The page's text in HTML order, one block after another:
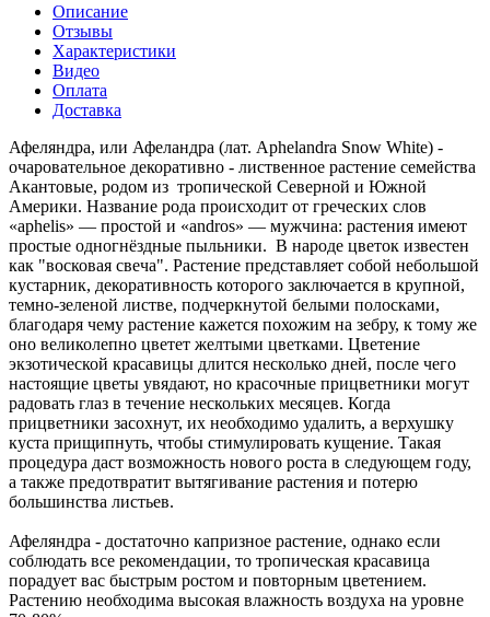
Описание
Отзывы
Характеристики
Видео
Оплата
Доставка
Афеляндра, или Афеландра (лат. Aphelandra Snow White) -
очаровательное декоративно - лиственное растение семейства
Акантовые, родом из тропической Северной и Южной
Америки. Название рода происходит от греческих слов
«aphelis» — простой и «andros» — мужчина: растения имеют
простые одногнёздные пыльники. В народе цветок известен
как "восковая свеча". Растение представляет собой небольшой
кустарник, декоративность которого заключается в крупной,
темно-зеленой листве, подчеркнутой белыми полосками,
благодаря чему растение кажется похожим на зебру, к тому же
оно великолепно цветет желтыми цветками. Цветение
экзотической красавицы длится несколько дней, после чего
настоящие цветы увядают, но красочные прицветники могут
радовать глаз в течение нескольких месяцев. Когда
прицветники засохнут, их необходимо удалить, а верхушку
куста прищипнуть, чтобы стимулировать кущение. Такая
процедура даст возможность нового роста в следующем году,
а также предотвратит вытягивание растения и потерю
большинства листьев.
Афеляндра - достаточно капризное растение, однако если
соблюдать все рекомендации, то тропическая красавица
порадует вас быстрым ростом и повторным цветением.
Растению необходима высокая влажность воздуха на уровне